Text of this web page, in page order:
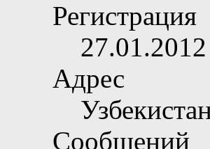
Регистрация
27.01.2012
Адрес
Сообщений